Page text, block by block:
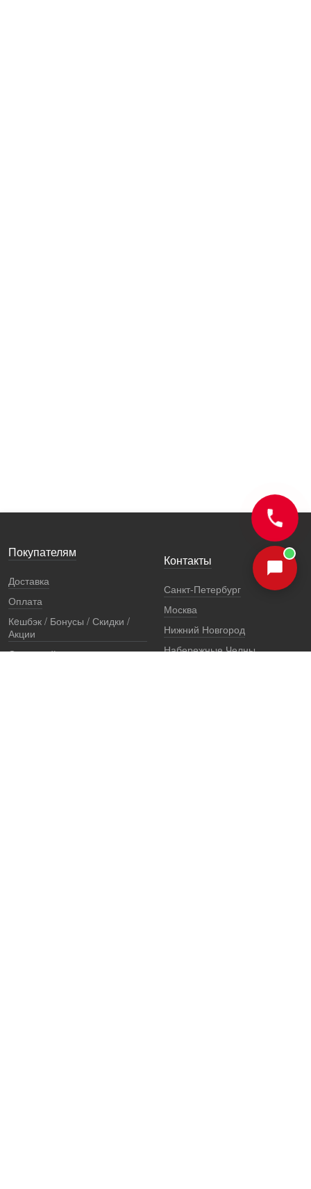
Покупателям
Доставка
Оплата
Кeшбэк / Бонусы / Скидки /
Акции
Остерегайтесь подделок
Контакты
Санкт-Петербург
Москва
Нижний Новгород
Набережные Челны